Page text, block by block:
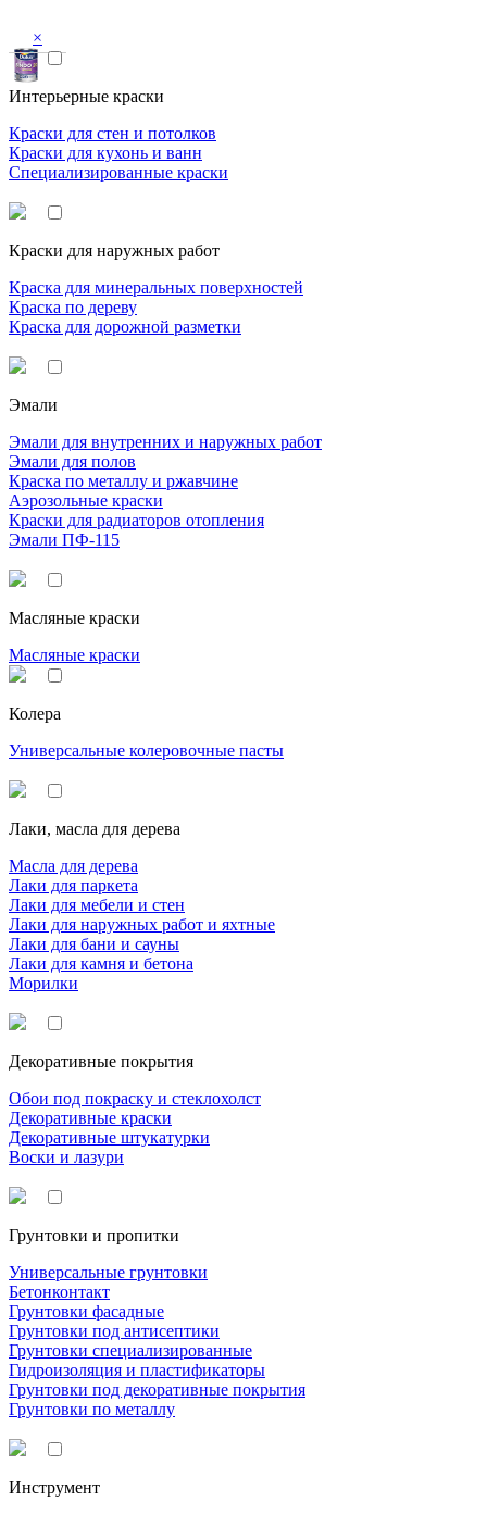
×
Интерьерные краски
Краски для стен и потолков
Краски для кухонь и ванн
Специализированные краски
Краски для наружных работ
Краска для минеральных поверхностей
Краска по дереву
Краска для дорожной разметки
Эмали
Эмали для внутренних и наружных работ
Эмали для полов
Краска по металлу и ржавчине
Аэрозольные краски
Краски для радиаторов отопления
Эмали ПФ-115
Масляные краски
Масляные краски
Колера
Универсальные колеровочные пасты
Лаки, масла для дерева
Масла для дерева
Лаки для паркета
Лаки для мебели и стен
Лаки для наружных работ и яхтные
Лаки для бани и сауны
Лаки для камня и бетона
Морилки
Декоративные покрытия
Обои под покраску и стеклохолст
Декоративные краски
Декоративные штукатурки
Воски и лазури
Грунтовки и пропитки
Универсальные грунтовки
Бетонконтакт
Грунтовки фасадные
Грунтовки под антисептики
Грунтовки специализированные
Гидроизоляция и пластификаторы
Грунтовки под декоративные покрытия
Грунтовки по металлу
Инструмент